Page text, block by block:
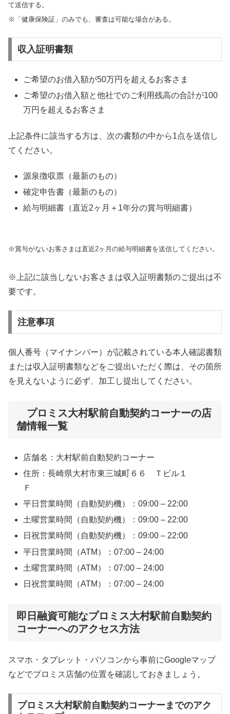
て送信する。
※「健康保険証」のみでも、審査は可能な場合がある。
収入証明書類
ご希望のお借入額が50万円を超えるお客さま
ご希望のお借入額と他社でのご利用残高の合計が100
万円を超えるお客さま
上記条件に該当する方は、次の書類の中から1点を送信し
てください。
源泉徴収票（最新のもの）
確定申告書（最新のもの）
給与明細書（直近2ヶ月＋1年分の賞与明細書）
※賞与がないお客さまは直近2ヶ月の給与明細書を送信してください。
※上記に該当しないお客さまは収入証明書類のご提出は不
要です。
注意事項
個人番号（マイナンバー）が記載されている本人確認書類
または収入証明書類などをご提出いただく際は、その箇所
を見えないように必ず、加工し提出してください。
プロミス大村駅前自動契約コーナーの店
舗情報一覧
店舗名：大村駅前自動契約コーナー
住所：長崎県大村市東三城町６６ Ｔビル１
Ｆ
平日営業時間（自動契約機）：09:00 – 22:00
土曜営業時間（自動契約機）：09:00 – 22:00
日祝営業時間（自動契約機）：09:00 – 22:00
平日営業時間（ATM）：07:00 – 24:00
土曜営業時間（ATM）：07:00 – 24:00
日祝営業時間（ATM）：07:00 – 24:00
即日融資可能なプロミス大村駅前自動契約
コーナーへのアクセス方法
スマホ・タブレット・パソコンから事前にGoogleマップ
などでプロミス店舗の位置を確認しておきましょう。
プロミス大村駅前自動契約コーナーまでのアク